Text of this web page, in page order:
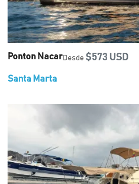
Ponton NacarDesde $573 USD
Santa Marta